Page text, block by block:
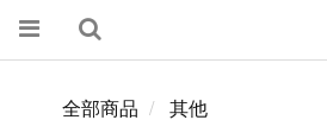
全部商品 其他